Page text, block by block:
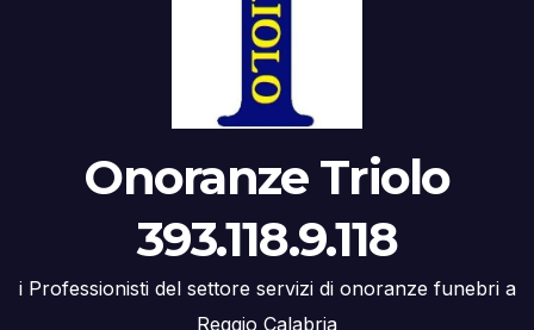
Onoranze Triolo
393.118.9.118
i Professionisti del settore servizi di onoranze funebri a
Reggio Calabria